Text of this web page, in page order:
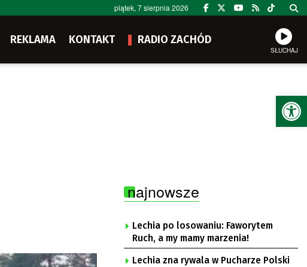
piątek, 7 sierpnia 2026
REKLAMA KONTAKT RADIO ZACHÓD
SŁUCHAJ
najnowsze
Lechia po losowaniu: Faworytem
Ruch, a my mamy marzenia!
Lechia zna rywala w Pucharze Polski